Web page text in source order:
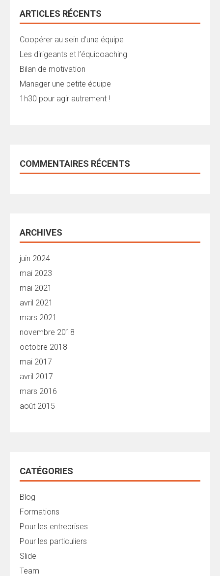
ARTICLES RÉCENTS
Coopérer au sein d’une équipe
Les dirigeants et l’équicoaching
Bilan de motivation
Manager une petite équipe
1h30 pour agir autrement !
COMMENTAIRES RÉCENTS
ARCHIVES
juin 2024
mai 2023
mai 2021
avril 2021
mars 2021
novembre 2018
octobre 2018
mai 2017
avril 2017
mars 2016
août 2015
CATÉGORIES
Blog
Formations
Pour les entreprises
Pour les particuliers
Slide
Team